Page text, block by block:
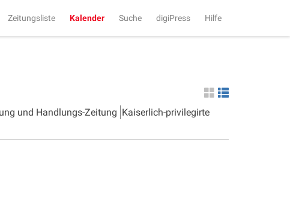
Zeitungsliste Kalender Suche digiPress Hilfe
und Handlungs-Zeitung Kaiserlich-privilegirte